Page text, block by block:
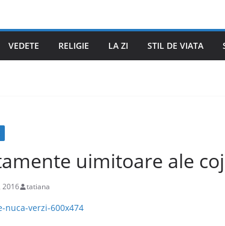
VEDETE RELIGIE LA ZI STIL DE VIATA
uimitoare ale
2016 tatiana